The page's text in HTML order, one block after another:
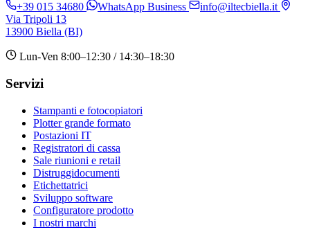
+39 015 34680 WhatsApp Business
info@iltecbiella.it
Via Tripoli 13
13900 Biella (BI)
Lun-Ven 8:00–12:30 / 14:30–18:30
Servizi
Stampanti e fotocopiatori
Plotter grande formato
Postazioni IT
Registratori di cassa
Sale riunioni e retail
Distruggidocumenti
Etichettatrici
Sviluppo software
Configuratore prodotto
I nostri marchi